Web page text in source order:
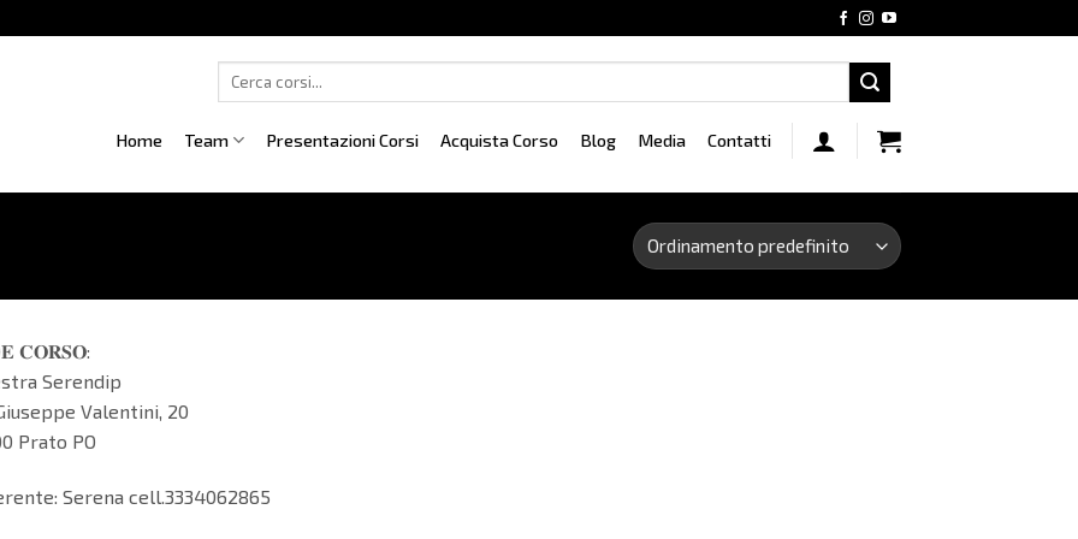
Home Team Presentazioni Corsi Acquista Corso Blog Media Contatti
𝐂𝐎𝐑𝐒𝐎:
Serendip
Valentini, 20
Prato PO
Serena cell.3334062865